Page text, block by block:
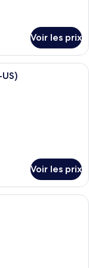
Voir les prix
d’hôtel avec un
Voir les prix
d’hôtel avec un